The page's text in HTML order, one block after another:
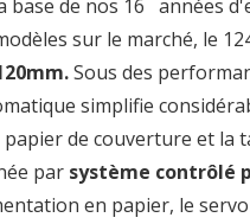
de nos 16 années
sur le marché, le
Sous des
simplifie
de couverture et la
par système contrôlé
en papier, le